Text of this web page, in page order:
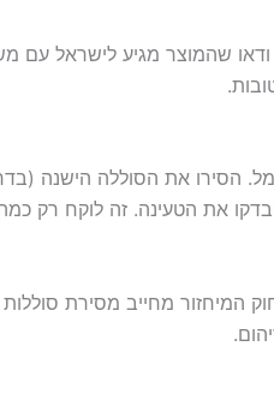
שהמוצר מגיע לישראל עם
הסירו את הסוללה הישנה
את הטעינה. זה לוקח רק
מחייב מסירת סוללות